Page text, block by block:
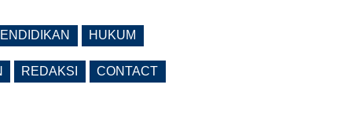
HUKUM
REDAKSI CONTACT